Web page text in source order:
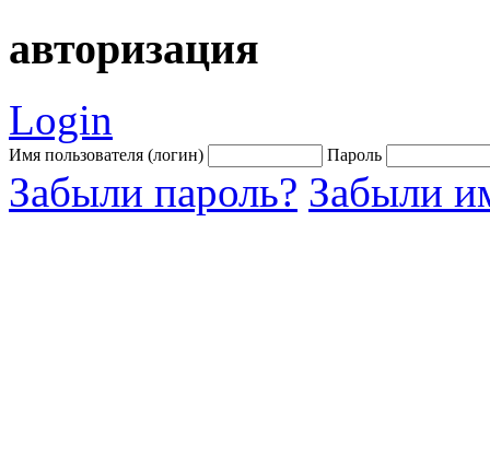
авторизация
Login
Имя пользователя (логин) Пароль
Забыли пароль? Забыли